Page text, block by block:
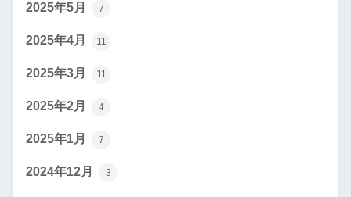
2025年5月 7
2025年4月 11
2025年3月 11
2025年2月 4
2025年1月 7
2024年12月 3